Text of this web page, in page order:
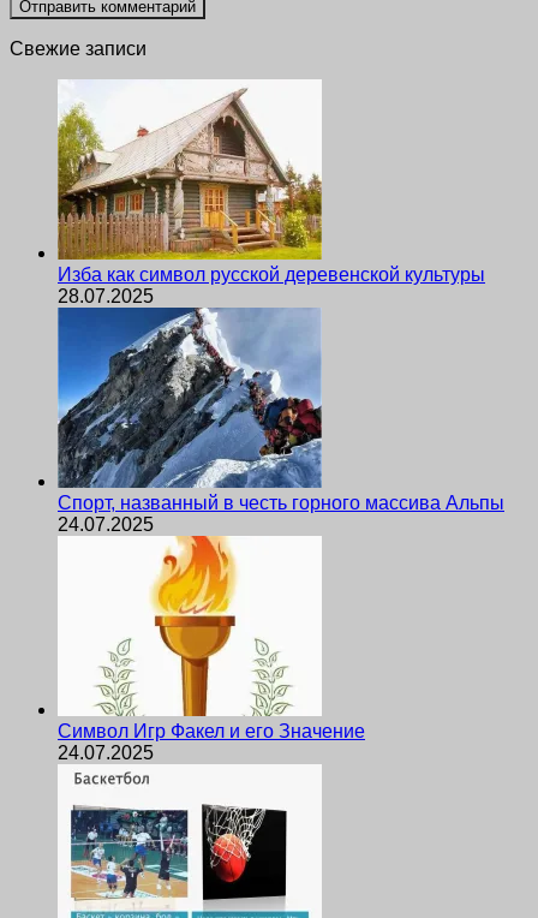
Свежие записи
Изба как символ русской деревенской культуры
28.07.2025
Спорт, названный в честь горного массива Альпы
24.07.2025
Символ Игр Факел и его Значение
24.07.2025